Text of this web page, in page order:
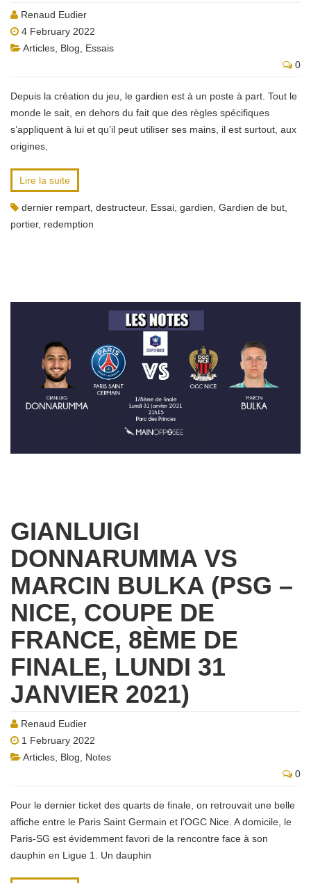
Renaud Eudier
4 February 2022
Articles Blog
Essais
0
Depuis la création du jeu, le gardien est à un poste à part. Tout le
monde le sait, en dehors du fait que des règles spécifiques
s’appliquent à lui et qu’il peut utiliser ses mains, il est surtout, aux
origines,
Lire la suite
dernier rempart destructeur, Essai gardien Gardien de but
portier, redemption
GIANLUIGI
DONNARUMMA VS
MARCIN BULKA (PSG –
NICE, COUPE DE
FRANCE, 8ÈME DE
FINALE, LUNDI 31
JANVIER 2021)
Renaud Eudier
1 February 2022
Articles Blog
Notes
0
Pour le dernier ticket des quarts de finale, on retrouvait une belle
affiche entre le Paris Saint Germain et l’OGC Nice. A domicile, le
Paris-SG est évidemment favori de la rencontre face à son
dauphin en Ligue 1. Un dauphin